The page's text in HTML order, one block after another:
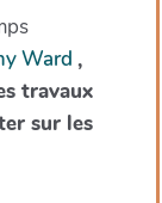
Ward ,
travaux
sur les